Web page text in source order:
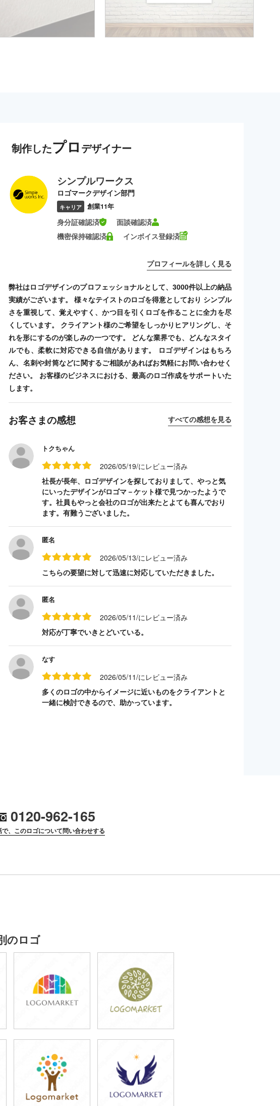
制作したプロ デザイナー
シンプルワークス
ロゴマークデザイン部門
キャリア 創業11年
身分証確認済
面談確認済
機密保持確認済
インボイス登録済
プロフィールを詳しく見る
弊社はロゴデザインのプロフェッショナルとして、3000件以上の納品
実績がございます。 様々なテイストのロゴを得意としており シンプル
さを重視して、覚えやすく、かつ目を引くロゴを作ることに全力を尽
くしています。 クライアント様のご希望をしっかりヒアリングし、そ
れを形にするのが楽しみの一つです。 どんな業界でも、どんなスタイ
ルでも、柔軟に対応できる自信があります。 ロゴデザインはもちろ
ん、名刺や封筒などに関するご相談があればお気軽にお問い合わせく
ださい。 お客様のビジネスにおける、最高のロゴ作成をサポートいた
します。
お客さまの感想 すべての感想を見る
トクちゃん
2026/05/19/にレビュー済み
社長が長年、ロゴデザインを探しておりまして、やっと気
にいったデザインがロゴマ－ケット様で見つかったようで
す。社員もやっと会社のロゴが出来たとよても喜んでおり
ます。有難うございました。
匿名
2026/05/13/にレビュー済み
こちらの要望に対して迅速に対応していただきました。
匿名
2026/05/11/にレビュー済み
対応が丁寧でいきとどいている。
なす
2026/05/11/にレビュー済み
多くのロゴの中からイメージに近いものをクライアントと
一緒に検討できるので、助かっています。
0120-962-165
で、このロゴについて問い合わせする
のロゴ